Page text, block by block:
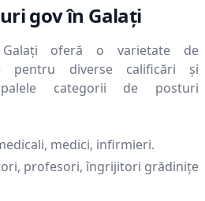
gov în Galaţi
Galaţi oferă o varietate de
pentru diverse calificări și
categorii de posturi
medici, infirmieri.
profesori, îngrijitori grădinițe